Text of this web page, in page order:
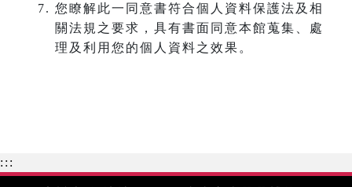
您瞭解此一同意書符合個人資料保護法及相
關法規之要求，具有書面同意本館蒐集、處
理及利用您的個人資料之效果。
:::